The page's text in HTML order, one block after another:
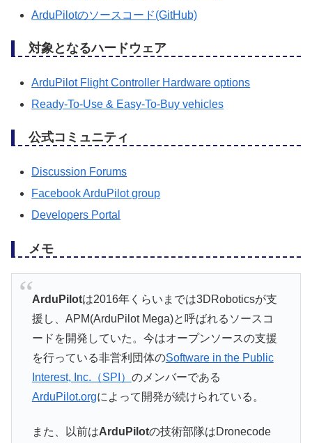
ArduPilotのソースコード(GitHub)
対象となるハードウェア
ArduPilot Flight Controller Hardware options
Ready-To-Use & Easy-To-Buy vehicles
公式コミュニティ
Discussion Forums
Facebook ArduPilot group
Developers Portal
メモ
ArduPilotは2016年くらいまでは3DRoboticsが支
援し、APM(ArduPilot Mega)と呼ばれるソースコ
ードを開発していた。今はオープンソースの支援
を行っている非営利団体のSoftware in the Public
Interest, Inc.（SPI） のメンバーである
ArduPilot.orgによって開発が続けられている。
また、以前はArduPilotの技術部隊はDronecode